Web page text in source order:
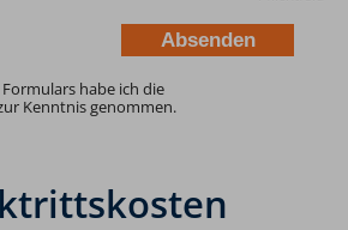
habe ich die
Kenntnis genommen.